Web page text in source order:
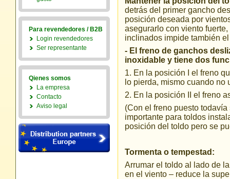
detrás del primer gancho
posición deseada por
asegurarlo con viento
inclinados impide también
- El freno de ganchos
inoxidable y tiene dos
1. En la posición I el freno
lo pierda, mismo cuando no
2. En la posición II el freno
(Con el freno puesto
importante para toldos
posición del toldo pero se
Tormenta o tempestad:
Arrumar el toldo al lado de
en el viento – reduce la
Para revendedores / B2B
Login revendedores
Ser representante
Qienes somos
La empresa
Contacto
Aviso legal